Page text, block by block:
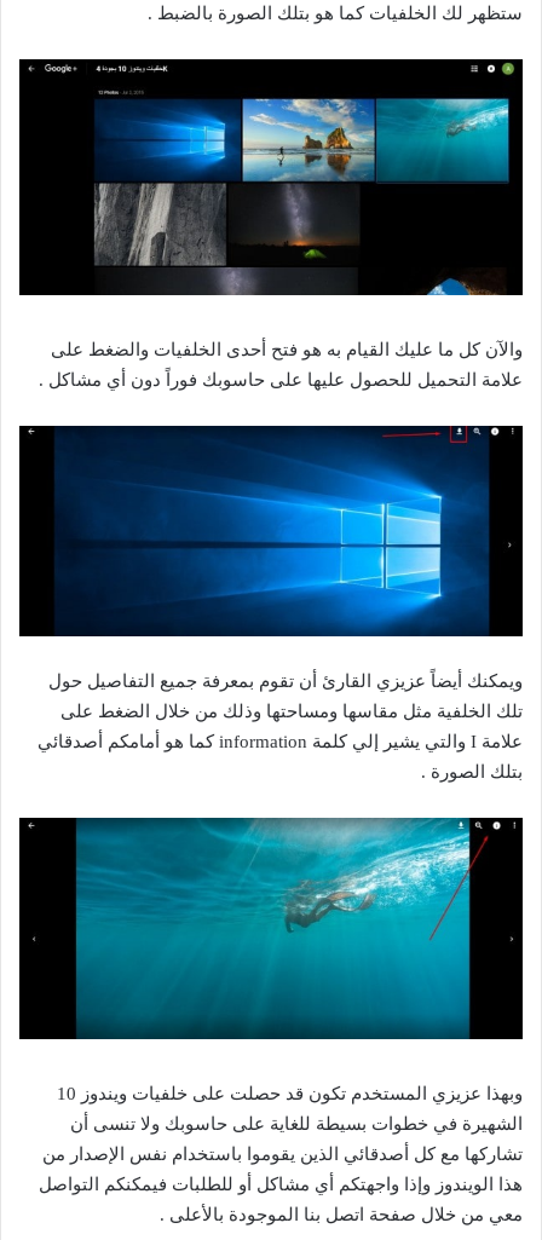
ستظهر لك الخلفيات كما هو بتلك الصورة بالضبط .
والآن كل ما عليك القيام به هو فتح أحدى الخلفيات والضغط على
علامة التحميل للحصول عليها على حاسوبك فوراً دون أي مشاكل .
ويمكنك أيضاً عزيزي القارئ أن تقوم بمعرفة جميع التفاصيل حول
تلك الخلفية مثل مقاسها ومساحتها وذلك من خلال الضغط على
علامة I والتي يشير إلي كلمة information كما هو أمامكم أصدقائي
بتلك الصورة .
وبهذا عزيزي المستخدم تكون قد حصلت على خلفيات ويندوز 10
الشهيرة في خطوات بسيطة للغاية على حاسوبك ولا تنسى أن
تشاركها مع كل أصدقائي الذين يقوموا باستخدام نفس الإصدار من
هذا الويندوز وإذا واجهتكم أي مشاكل أو للطلبات فيمكنكم التواصل
معي من خلال صفحة اتصل بنا الموجودة بالأعلى .